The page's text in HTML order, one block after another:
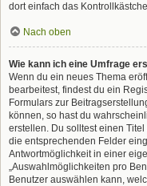
dort einfach das
Nach oben
Wie kann ich eine Umfrage
Wenn du ein neues Thema
bearbeitest, findest du ein
Formulars zur
können, so hast du
erstellen. Du solltest einen
die entsprechenden Felder
Antwortmöglichkeit in einer
„Auswahlmöglichkeiten pro
Benutzer auswählen kann,